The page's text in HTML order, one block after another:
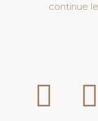
continue